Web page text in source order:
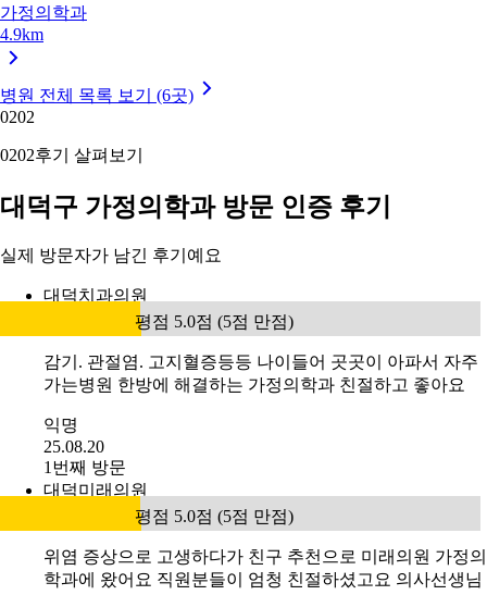
가정의학과
4.9km
병원 전체 목록 보기 (6곳)
0202
0202후기 살펴보기
대덕구 가정의학과 방문 인증 후기
실제 방문자가 남긴 후기예요
대덕치과의원
평점 5.0점 (5점 만점)
감기. 관절염. 고지혈증등등 나이들어 곳곳이 아파서 자주
가는병원 한방에 해결하는 가정의학과 친절하고 좋아요
익명
25.08.20
1번째 방문
대덕미래의원
평점 5.0점 (5점 만점)
위염 증상으로 고생하다가 친구 추천으로 미래의원 가정의
학과에 왔어요 직원분들이 엄청 친절하셨고요 의사선생님